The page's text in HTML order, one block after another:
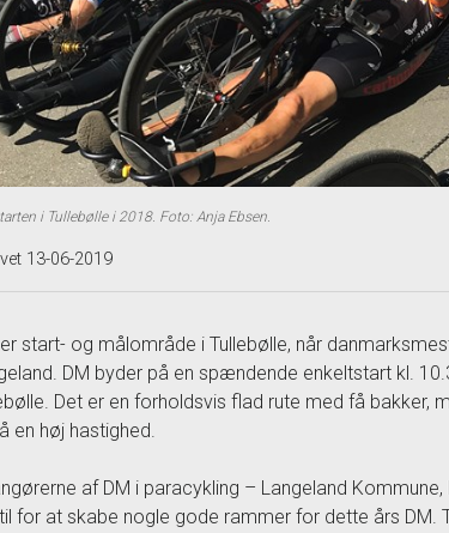
i Tullebølle i 2018. Foto: Anja Ebsen.
13-06-2019
er start- og målområde i Tullebølle, når
DM byder på en spændende enkeltstart kl.
Det er en forholdsvis flad rute med få bakker,
en høj hastighed.
af DM i paracykling – Langeland
for at skabe nogle gode rammer for dette års DM.